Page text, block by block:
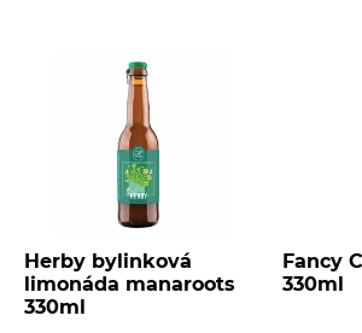
Slané krekry s dužinou z
Vysoký podiel vlákniny. Bez
Bez vajec. Vegan Trvanlivé
Špaldové sušienky
časy Maslo bio 100g
Na sklade
si ich vychutnávať až pokým ich
Sušienky z celozrnnej špaldovej
Herby bylinková
limonáda manaroots
330ml
Fancy
330ml